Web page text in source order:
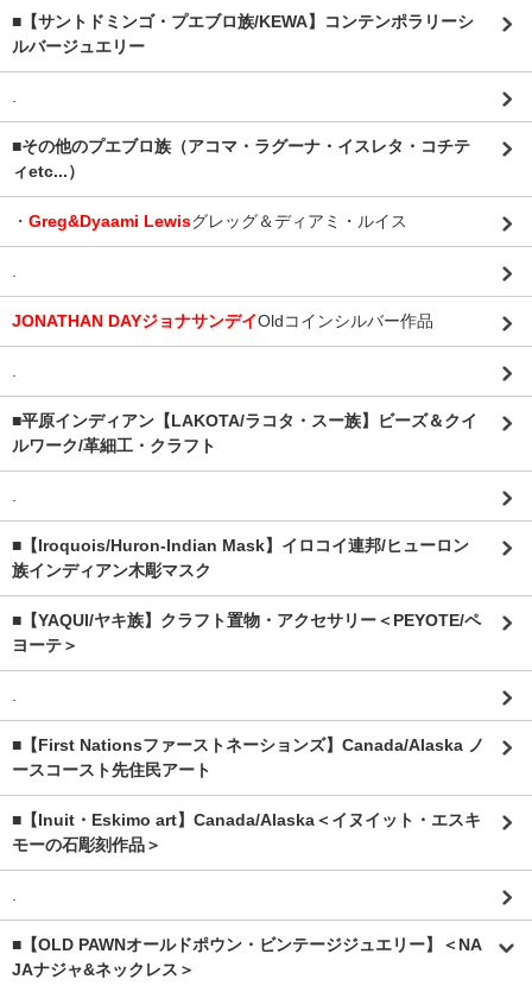
■【サントドミンゴ・プエブロ族/KEWA】コンテンポラリーシ
ルバージュエリー
.
■その他のプエブロ族（アコマ・ラグーナ・イスレタ・コチテ
ィetc...）
・ Greg&Dyaami Lewisグレッグ＆ディアミ・ルイス
.
JONATHAN DAYジョナサンデイOldコインシルバー作品
.
■平原インディアン【LAKOTA/ラコタ・スー族】ビーズ＆クイ
ルワーク/革細工・クラフト
.
■【Iroquois/Huron-Indian Mask】イロコイ連邦/ヒューロン
族インディアン木彫マスク
■【YAQUI/ヤキ族】クラフト置物・アクセサリー＜PEYOTE/ペ
ヨーテ＞
.
■【First Nationsファーストネーションズ】Canada/Alaska ノ
ースコースト先住民アート
■【Inuit・Eskimo art】Canada/Alaska＜イヌイット・エスキ
モーの石彫刻作品＞
.
■【OLD PAWNオールドポウン・ビンテージジュエリー】＜NA
JAナジャ&ネックレス＞